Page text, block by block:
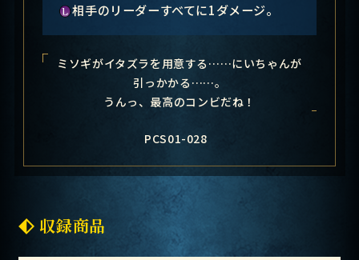
相手のリーダーすべてに1ダメージ。
ミソギがイタズラを用意する……にいちゃんが
引っかかる……。
うんっ、最高のコンビだね！
PCS01-028
収録商品